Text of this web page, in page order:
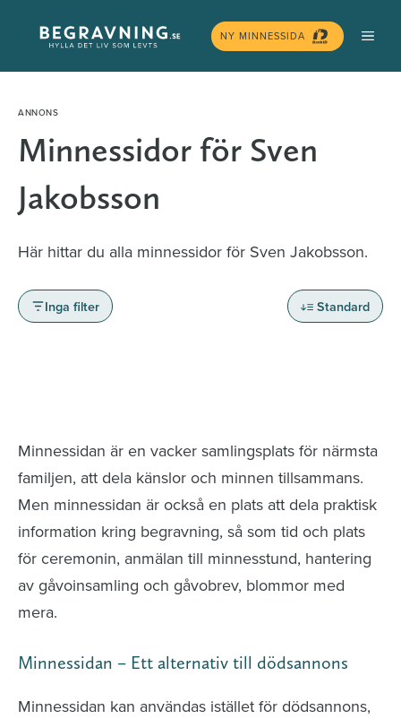
innehåll
NY MINNESSIDA
Minnessidor för Sven
Jakobsson
Här hittar du alla minnessidor för Sven Jakobsson.
Inga filter Standard
Minnessidan är en vacker samlingsplats för närmsta
familjen, att dela känslor och minnen tillsammans.
Men minnessidan är också en plats att dela praktisk
information kring begravning, så som tid och plats
för ceremonin, anmälan till minnesstund, hantering
av gåvoinsamling och gåvobrev, blommor med
mera.
Minnessidan – Ett alternativ till dödsannons
Minnessidan kan användas istället för dödsannons,